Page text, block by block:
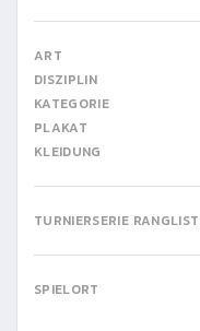
ART
DISZIPLIN
KATEGORIE
PLAKAT
KLEIDUNG
TURNIERSERIE
SPIELORT